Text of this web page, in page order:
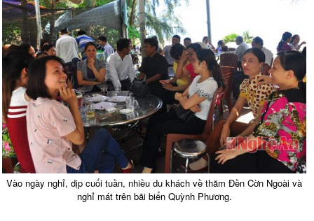
Vào ngày nghỉ, dịp cuối tuần, nhiều du khách về thăm Đền Cờn Ngoài và
nghỉ mát trên bãi biển Quỳnh Phương.